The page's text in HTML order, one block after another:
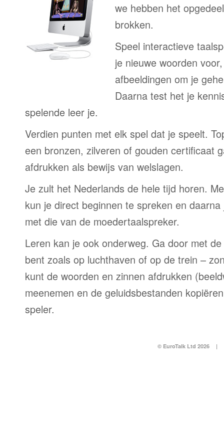
we hebben het
brokken.
Speel interactieve
je nieuwe woorden
afbeeldingen om je
Daarna test het je
spelende leer je.
Verdien punten met elk spel dat je speelt.
een bronzen, zilveren of gouden certificaat
afdrukken als bewijs van welslagen.
Je zult het Nederlands de hele tijd horen.
kun je direct beginnen te spreken en
met die van de moedertaalspreker.
Leren kan je ook onderweg. Ga door met
bent zoals op luchthaven of op de trein –
kunt de woorden en zinnen afdrukken
meenemen en de geluidsbestanden
speler.
© EuroTalk Ltd 2026 |